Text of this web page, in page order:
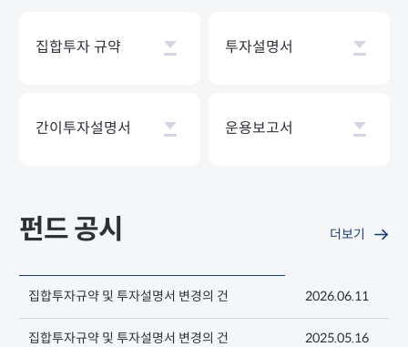
집합투자 규약 투자설명서
간이투자설명서 운용보고서
펀드 공시 더보기
집합투자규약 및 투자설명서 변경의 건 2026.06.11
집합투자규약 및 투자설명서 변경의 건 2025.05.16